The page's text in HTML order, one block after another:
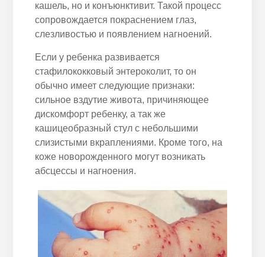
кашель, но и конъюнктивит. Такой процесс
сопровождается покраснением глаз,
слезливостью и появлением нагноений.
Если у ребенка развивается
стафилококковый энтероколит, то он
обычно имеет следующие признаки:
сильное вздутие живота, причиняющее
дискомфорт ребенку, а так же
кашицеобразный стул с небольшими
слизистыми вкраплениями. Кроме того, на
коже новорожденного могут возникать
абсцессы и нагноения.